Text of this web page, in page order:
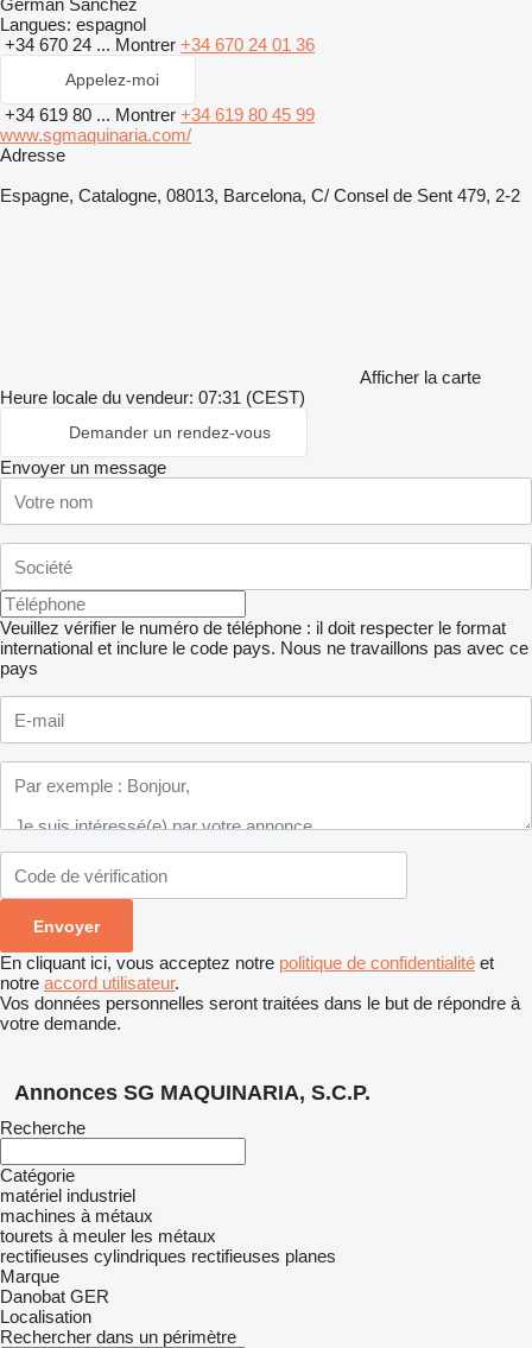
German Sanchez
Langues: espagnol
+34 670 24 ... Montrer +34 670 24 01 36
Appelez-moi
+34 619 80 ... Montrer +34 619 80 45 99
www.sgmaquinaria.com/
Adresse
Espagne, Catalogne, 08013, Barcelona, C/ Consel de Sent 479, 2-2
Afficher la carte
Heure locale du vendeur: 07:31 (CEST)
Demander un rendez-vous
Envoyer un message
Veuillez vérifier le numéro de téléphone : il doit respecter le format
international et inclure le code pays. Nous ne travaillons pas avec ce
pays
En cliquant ici, vous acceptez notre politique de confidentialité et
notre accord utilisateur.
Vos données personnelles seront traitées dans le but de répondre à
votre demande.
Annonces SG MAQUINARIA, S.C.P.
Recherche
Catégorie
matériel industriel
machines à métaux
tourets à meuler les métaux
rectifieuses cylindriques rectifieuses planes
Marque
Danobat GER
Localisation
Rechercher dans un périmètre